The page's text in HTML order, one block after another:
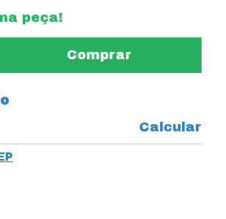
peça!
CEP:
Calcular